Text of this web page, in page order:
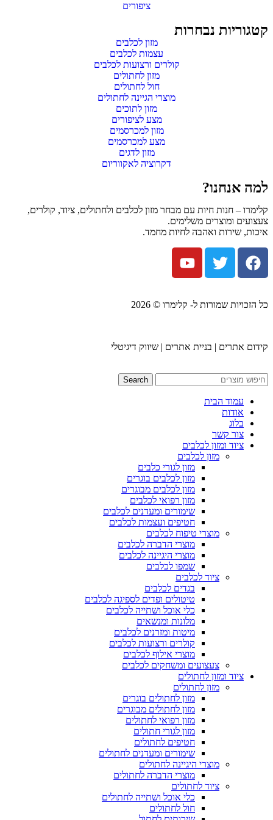
ציפורים
קטגוריות נבחרות
מזון לכלבים
עצמות לכלבים
קולרים ורצועות לכלבים
מזון לחתולים
חול לחתולים
מוצרי הגיינה לחתולים
מזון לתוכים
מצע לציפורים
מזון למכרסמים
מצע למכרסמים
מזון לדגים
דקרוציה לאקווריום
למה אנחנו?
קלימרו – חנות חיות עם מבחר מזון לכלבים ולחתולים, ציוד, קולרים,
צעצועים ומוצרים משלימים.
איכות, שירות ואהבה לחיות מחמד.
כל הזכויות שמורות ל- קלימרו © 2026
קידום אתרים | בניית אתרים | שיווק דיגיטלי
Search
עמוד הבית
אודות
בלוג
צור קשר
ציוד ומזון לכלבים
מזון לכלבים
מזון לגורי כלבים
מזון לכלבים בוגרים
מזון לכלבים מבוגרים
מזון רפואי לכלבים
שימורים ומעדנים לכלבים
חטיפים ועצמות לכלבים
מוצרי טיפוח לכלבים
מוצרי הדברה לכלבים
מוצרי היגיינה לכלבים
שמפו לכלבים
ציוד לכלבים
בגדים לכלבים
טיטולים ופדים לספיגה לכלבים
כלי אוכל ושתייה לכלבים
מלונות ומנשאים
מיטות ומזרנים לכלבים
קולרים ורצועות לכלבים
מוצרי אילוף לכלבים
צעצועים ומשחקים לכלבים
ציוד ומזון לחתולים
מזון לחתולים
מזון לחתולים בוגרים
מזון לחתולים מבוגרים
מזון רפואי לחתולים
מזון לגורי חתולים
חטיפים לחתולים
שימורים ומעדנים לחתולים
מוצרי היגיינה לחתולים
מוצרי הדברה לחתולים
ציוד לחתולים
כלי אוכל ושתייה לחתולים
חול לחתולים